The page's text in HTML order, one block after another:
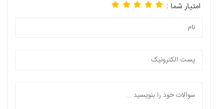
امتیار شما :